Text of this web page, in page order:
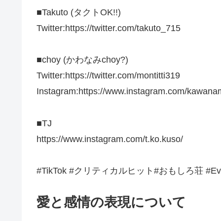
■Takuto (タクトOK!!)
Twitter:https://twitter.com/takuto_715
■choy (かわなみchoy?)
Twitter:https://twitter.com/montitti319
Instagram:https://www.instagram.com/
■TJ
https://www.instagram.com/t.ko.kuso/
#TikTok #クリティカルヒット#おもしろ荘
愛と感情の表現について